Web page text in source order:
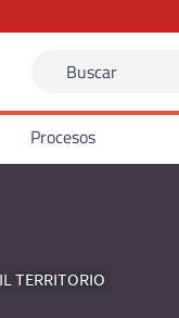
Buscar
Procesos
TERRITORIO